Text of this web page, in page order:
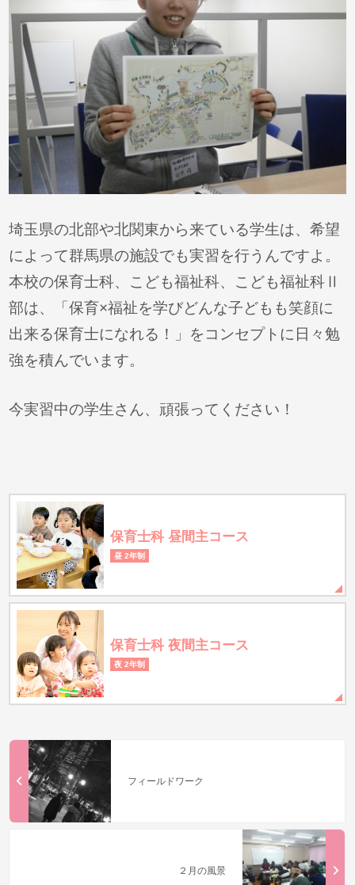
埼玉県の北部や北関東から来ている学生は、希望
によって群馬県の施設でも実習を行うんですよ。
本校の保育士科、こども福祉科、こども福祉科Ⅱ
部は、「保育×福祉を学びどんな子どもも笑顔に
出来る保育士になれる！」をコンセプトに日々勉
強を積んでいます。
今実習中の学生さん、頑張ってください！
保育士科 昼間主コース
昼 2年制
保育士科 夜間主コース
夜 2年制
フィールドワーク
２月の風景